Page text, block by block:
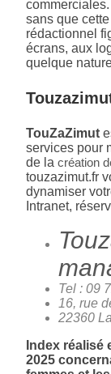
sans que
rédactionnel
écrans, aux
quelque
TouZaZimut
services pour
de lacréation
touzazimut.fr
dynamiser
Intranet,
Tel : 09
16, rue
22360
Index réalisé
2025